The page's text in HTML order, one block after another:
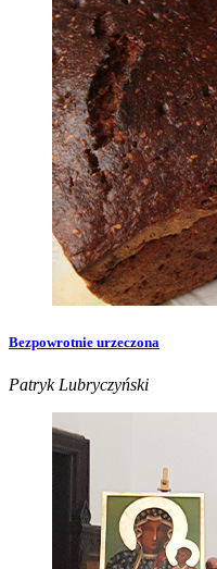
Bezpowrotnie urzeczona
Patryk Lubryczyński